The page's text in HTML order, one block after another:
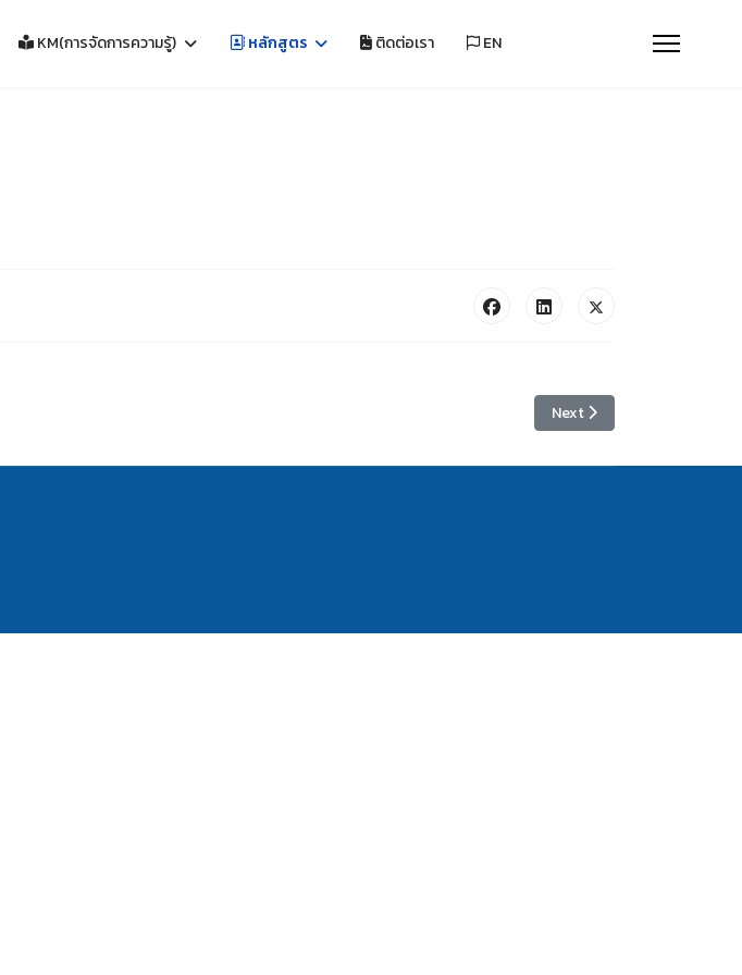
KM(การจัดการความรู้) หลักสูตร ติดต่อเรา EN
Next article: หลักสูตรปริญญ
Next